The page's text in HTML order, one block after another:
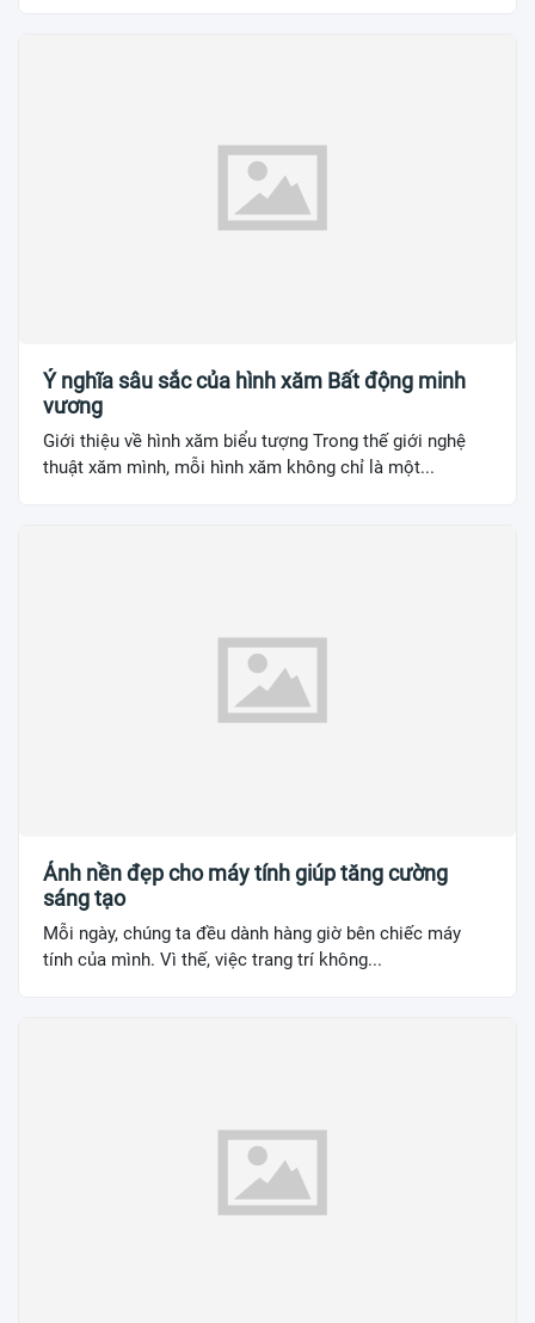
Ý nghĩa sâu sắc của hình xăm Bất động minh
vương
Giới thiệu về hình xăm biểu tượng Trong thế giới nghệ
thuật xăm mình, mỗi hình xăm không chỉ là một...
Ảnh nền đẹp cho máy tính giúp tăng cường
sáng tạo
Mỗi ngày, chúng ta đều dành hàng giờ bên chiếc máy
tính của mình. Vì thế, việc trang trí không...